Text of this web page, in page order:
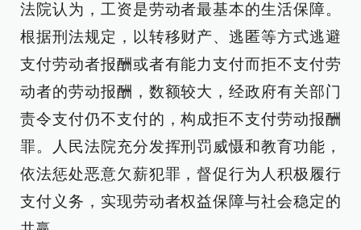
法院认为，工资是劳动者最基本的生活保障。
根据刑法规定，以转移财产、逃匿等方式逃避
支付劳动者报酬或者有能力支付而拒不支付劳
动者的劳动报酬，数额较大，经政府有关部门
责令支付仍不支付的，构成拒不支付劳动报酬
罪。人民法院充分发挥刑罚威慑和教育功能，
依法惩处恶意欠薪犯罪，督促行为人积极履行
支付义务，实现劳动者权益保障与社会稳定的